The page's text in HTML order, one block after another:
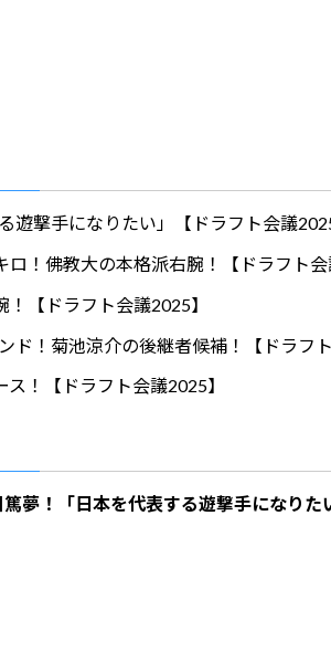
遊撃手になりたい」【ドラフト会議
！佛教大の本格派右腕！【ドラフト会
【ドラフト会議2025】
ド！菊池涼介の後継者候補！【ドラフト
！【ドラフト会議2025】
夢！「日本を代表する遊撃手になりた